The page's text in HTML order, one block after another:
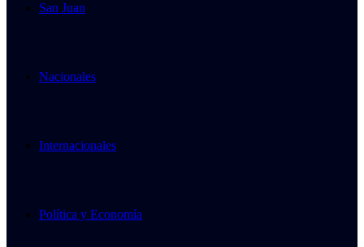
San Juan
Nacionales
Internacionales
Política y Economía